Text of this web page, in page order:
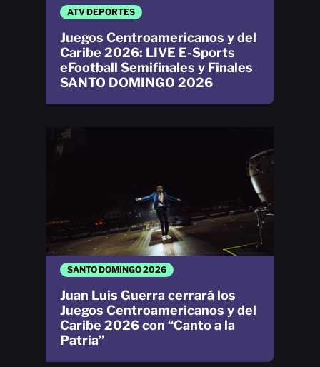
SANTO DOMINGO 2026
Juan Luis Guerra cerrará los
Juegos Centroamericanos y del
Caribe 2026 con “Canto a la
Patria”
ATV DEPORTES
Juegos Centroamericanos y del
Caribe 2026: LIVE E-Sports
eFootball Semifinales y Finales
SANTO DOMINGO 2026